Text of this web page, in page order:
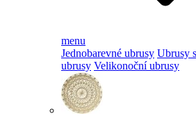
menu
Jednobarevné ubrusy Ubrusy
ubrusy Velikonoční ubrusy